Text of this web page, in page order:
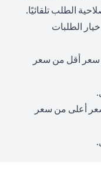
الطلب تلقائيًا.
الطلبات
سعر أقل من سعر
(opens in a new tab).
أعلى من سعر
(opens in a new tab).